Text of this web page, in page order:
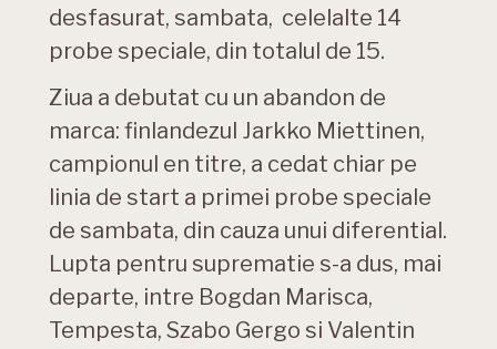
desfasurat, sambata, celelalte 14
probe speciale, din totalul de 15.
Ziua a debutat cu un abandon de
marca: finlandezul Jarkko Miettinen,
campionul en titre, a cedat chiar pe
linia de start a primei probe speciale
de sambata, din cauza unui diferential.
Lupta pentru suprematie s-a dus, mai
departe, intre Bogdan Marisca,
Tempesta, Szabo Gergo si Valentin